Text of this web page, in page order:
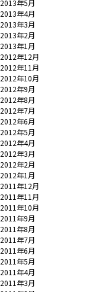
2013年5月
2013年4月
2013年3月
2013年2月
2013年1月
2012年12月
2012年11月
2012年10月
2012年9月
2012年8月
2012年7月
2012年6月
2012年5月
2012年4月
2012年3月
2012年2月
2012年1月
2011年12月
2011年11月
2011年10月
2011年9月
2011年8月
2011年7月
2011年6月
2011年5月
2011年4月
2011年3月